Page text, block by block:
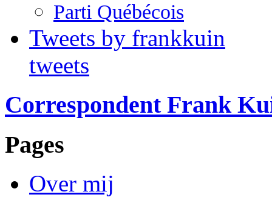
Parti Québécois
Tweets by frankkuin
tweets
Correspondent Frank
Pages
Over mij